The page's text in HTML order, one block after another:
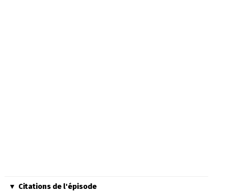
Citations de l'épisode